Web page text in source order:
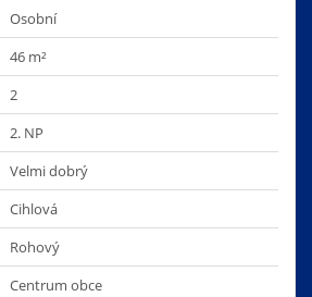
Osobní
46 m²
2
2. NP
Velmi dobrý
Cihlová
Rohový
Centrum obce